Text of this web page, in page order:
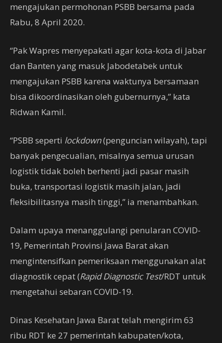
mengajukan permohonan PSBB bersama pada
Rabu, 8 April 2020.
“Pak Wapres menyepakati agar kota-kota di Jabar
dan Banten yang masuk Jabodetabek untuk
mengajukan PSBB karena waktunya bersamaan
bisa dikoordinasikan oleh gubernurnya,” kata
Ridwan Kamil.
“PSBB seperti lockdown(penguncian wilayah), tapi
banyak pengecualian, misalnya semua urusan
logistik tidak boleh berhenti jadi pasar masih
buka, transportasi logistik masih jalan, jadi
fleksibilitasnya masih tinggi,” ia menambahkan.
Dalam upaya menanggulangi penularan COVID-
19, Pemerintah Provinsi Jawa Barat akan
mengintensifkan pemeriksaan menggunakan alat
diagnostik cepat (Rapid Diagnostic Test/RDT untuk
mengetahui sebaran COVID-19.
Dinas Kesehatan Jawa Barat telah mengirim 63
ribu RDT ke 27 pemerintah kabupaten/kota,